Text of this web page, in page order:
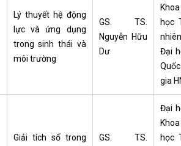
Lý thuyết hệ động
lực và ứng dụng
trong sinh thái và
môi trường
GS. TS.
Nguyễn Hữu
Dư
Khoa
học
Đại
Quốc
gia
Giải tích số trong
GS. TS.
Đại
Khoa
học